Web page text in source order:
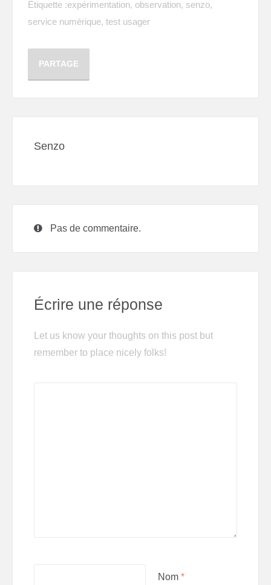
Étiquette :expérimentation, observation, senzo,
service numérique, test usager
PARTAGE
Senzo
Pas de commentaire.
Écrire une réponse
Let us know your thoughts on this post but
remember to place nicely folks!
Nom *